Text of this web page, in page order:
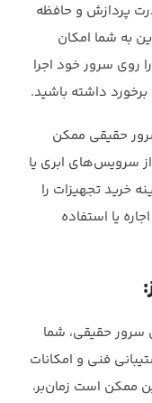
پردازش و حافظه
به شما امکان
روی سرور خود اجرا
برخورد داشته باشید.
حقیقی ممکن
سرویس‌های ابری یا
خرید تجهیزات را
یا استفاده
سرور حقیقی، شما
فنی و امکانات
ممکن است زمان‌بر،